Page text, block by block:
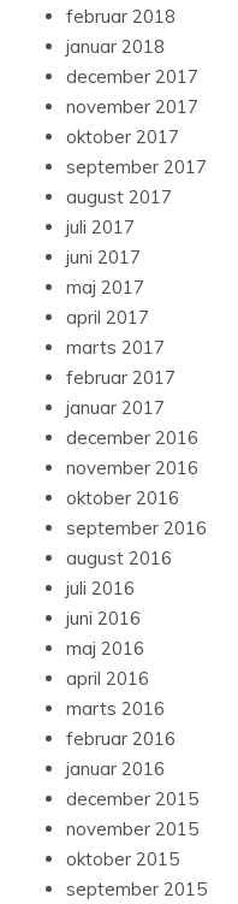
februar 2018
januar 2018
december 2017
november 2017
oktober 2017
september 2017
august 2017
juli 2017
juni 2017
maj 2017
april 2017
marts 2017
februar 2017
januar 2017
december 2016
november 2016
oktober 2016
september 2016
august 2016
juli 2016
juni 2016
maj 2016
april 2016
marts 2016
februar 2016
januar 2016
december 2015
november 2015
oktober 2015
september 2015